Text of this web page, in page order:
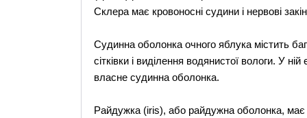
Склера має кровоносні судини і нервові
Судинна оболонка очного яблука містить
сітківки і виділення водянистої вологи. У
власне судинна оболонка.
Райдужка (iris), або райдужна оболонка, має